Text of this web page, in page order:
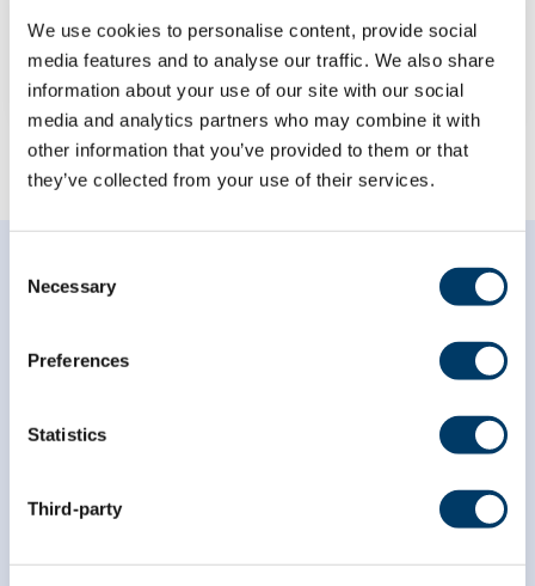
We use cookies to personalise content, provide social
media features and to analyse our traffic. We also share
information about your use of our site with our social
media and analytics partners who may combine it with
other information that you’ve provided to them or that
they’ve collected from your use of their services.
Selection
Necessary
Preferences
Statistics
Third-party
EN SAVOIR PLUS
Courriel